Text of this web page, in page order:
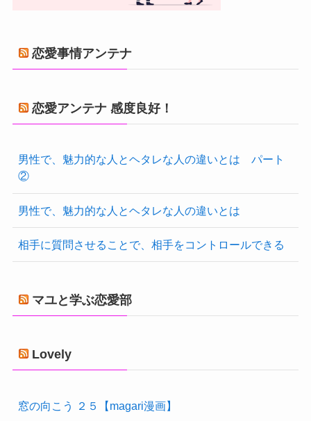
恋愛事情アンテナ
恋愛アンテナ 感度良好！
男性で、魅力的な人とヘタレな人の違いとは パート
②
男性で、魅力的な人とヘタレな人の違いとは
相手に質問させることで、相手をコントロールできる
マユと学ぶ恋愛部
Lovely
窓の向こう ２５【magari漫画】